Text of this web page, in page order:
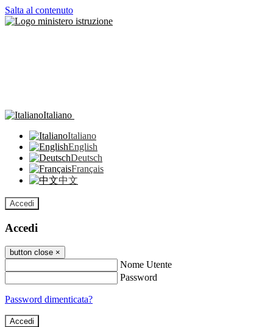
Salta al contenuto
Italiano
Italiano
English
Deutsch
Français
中文
Accedi
Accedi
button close ×
Nome Utente
Password
Password dimenticata?